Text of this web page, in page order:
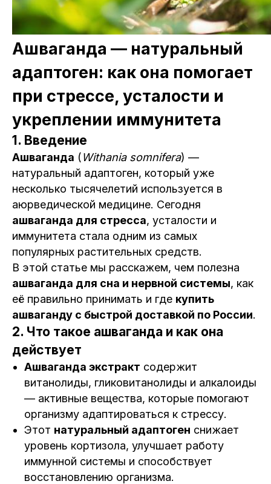
Ашваганда — натуральный
адаптоген: как она помогает
при стрессе, усталости и
укреплении иммунитета
1. Введение
Ашваганда (Withania somnifera) —
натуральный адаптоген, который уже
несколько тысячелетий используется в
аюрведической медицине. Сегодня
ашваганда для стресса, усталости и
иммунитета стала одним из самых
популярных растительных средств.
В этой статье мы расскажем, чем полезна
ашваганда для сна и нервной системы, как
её правильно принимать и где купить
ашваганду с быстрой доставкой по России.
2. Что такое ашваганда и как она
действует
Ашваганда экстракт содержит
витанолиды, гликовитанолиды и алкалоиды
— активные вещества, которые помогают
организму адаптироваться к стрессу.
Этот натуральный адаптоген снижает
уровень кортизола, улучшает работу
иммунной системы и способствует
восстановлению организма.